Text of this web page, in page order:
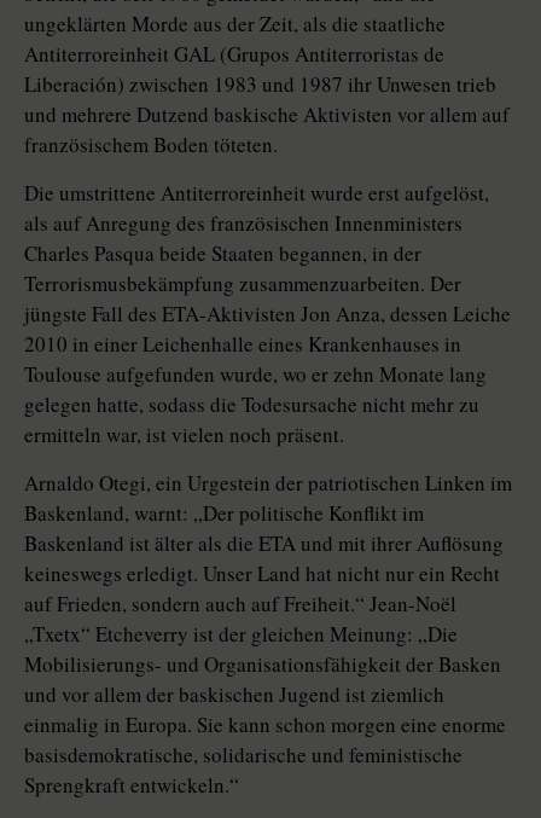
ungeklärten Morde aus der Zeit, als die staatliche
Antiterroreinheit GAL (Grupos Antiterroristas de
Liberación) zwischen 1983 und 1987 ihr Unwesen trieb
und mehrere Dutzend baskische Aktivisten vor allem auf
französischem Boden töteten.
Die umstrittene Antiterroreinheit wurde erst aufgelöst,
als auf Anregung des französischen Innenministers
Charles Pasqua beide Staaten begannen, in der
Terrorismusbekämpfung zusammenzuarbeiten. Der
jüngste Fall des ETA-Aktivisten Jon Anza, dessen Leiche
2010 in einer Leichenhalle eines Krankenhauses in
Toulouse aufgefunden wurde, wo er zehn Monate lang
gelegen hatte, sodass die Todesursache nicht mehr zu
ermitteln war, ist vielen noch präsent.
Arnaldo Otegi, ein Urgestein der patriotischen Linken im
Baskenland, warnt: „Der politische Konflikt im
Baskenland ist älter als die ETA und mit ihrer Auflösung
keineswegs erledigt. Unser Land hat nicht nur ein Recht
auf Frieden, sondern auch auf Freiheit.“ Jean-Noël
„Txetx“ Etcheverry ist der gleichen Meinung: „Die
Mobilisierungs- und Organisationsfähigkeit der Basken
und vor allem der baskischen Jugend ist ziemlich
einmalig in Europa. Sie kann schon morgen eine enorme
basisdemokratische, solidarische und feministische
Sprengkraft entwickeln.“